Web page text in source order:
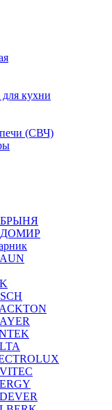
кухни
(СВЧ)